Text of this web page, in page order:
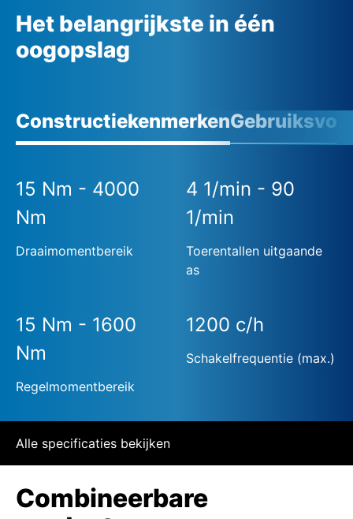
Het belangrijkste in één
oogopslag
Constructiekenmerken
15 Nm - 4000
Nm
Draaimomentbereik
4 1/min - 90
1/min
Toerentallen uitgaande
as
15 Nm - 1600
Nm
Regelmomentbereik
1200 c/h
Schakelfrequentie (max.)
Alle specificaties bekijken
Combineerbare